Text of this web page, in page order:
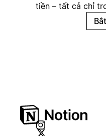
tiền – tất cả chỉ